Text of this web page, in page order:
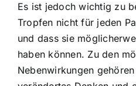
Es ist jedoch wichtig zu
Tropfen nicht für jeden
und dass sie
haben können. Zu den
Nebenwirkungen